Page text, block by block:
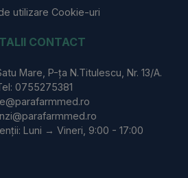
utilizare Cookie-uri
CONTACT
Mare, P-ța N.Titulescu, Nr. 13/A.
0755275381
Luni → Vineri, 9:00 - 17:00